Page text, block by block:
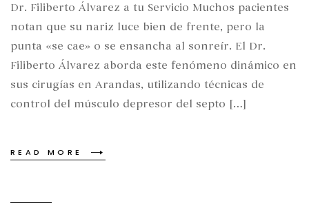
Dr. Filiberto Álvarez a tu Servicio Muchos pacientes
notan que su nariz luce bien de frente, pero la
punta «se cae» o se ensancha al sonreír. El Dr.
Filiberto Álvarez aborda este fenómeno dinámico en
sus cirugías en Arandas, utilizando técnicas de
control del músculo depresor del septo […]
READ MORE